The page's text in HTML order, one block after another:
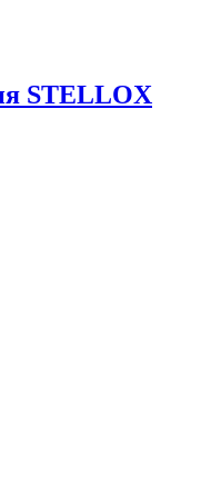
STELLOX